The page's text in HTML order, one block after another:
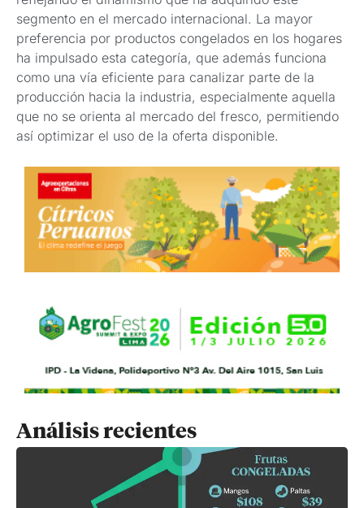
segmento en el mercado internacional. La mayor
preferencia por productos congelados en los hogares
ha impulsado esta categoría, que además funciona
como una vía eficiente para canalizar parte de la
producción hacia la industria, especialmente aquella
que no se orienta al mercado del fresco, permitiendo
así optimizar el uso de la oferta disponible.
Análisis recientes